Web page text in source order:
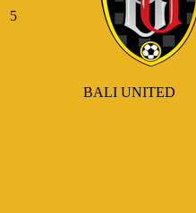
5
BALI UNITED